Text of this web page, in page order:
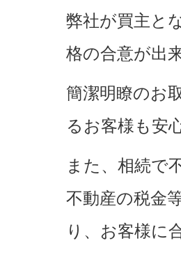
弊社が買主と
格の合意が出
簡潔明瞭のお
るお客様も安
また、相続で
不動産の税金
り、お客様に